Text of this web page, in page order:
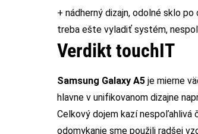
+ nádherný dizajn, odolné sklo
treba ešte vyladiť systém,
Verdikt touchIT
Samsung Galaxy A5 je mierne
hlavne v unifikovanom dizajne
Celkový dojem kazí
odomykanie sme použili radšej